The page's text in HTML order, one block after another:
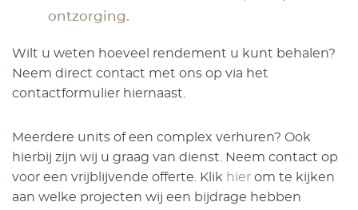
ontzorging.
Wilt u weten hoeveel rendement u kunt behalen?
Neem direct contact met ons op via het
contactformulier hiernaast.
Meerdere units of een complex verhuren? Ook
hierbij zijn wij u graag van dienst. Neem contact op
voor een vrijblijvende offerte. Klik hier om te kijken
aan welke projecten wij een bijdrage hebben